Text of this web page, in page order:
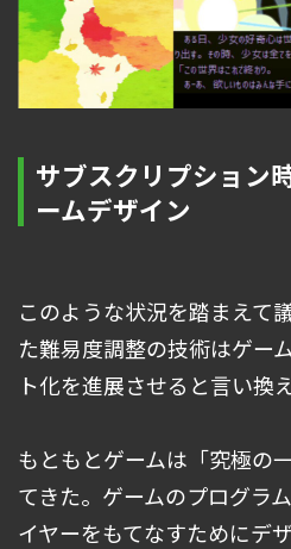
サブスクリプション
ームデザイン
このような状況を踏まえて
た難易度調整の技術はゲー
ト化を進展させると言い換
もともとゲームは「究極の
てきた。ゲームのプログラ
イヤーをもてなすためにデ